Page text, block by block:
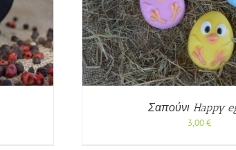
Σαπούνι Happy
3,00€